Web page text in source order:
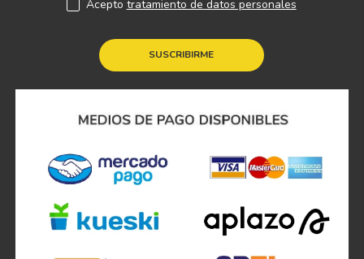
SUSCRIBIRME
Acepto tratamiento de datos personales